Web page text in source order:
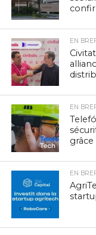
EN
EN
grâce
EN